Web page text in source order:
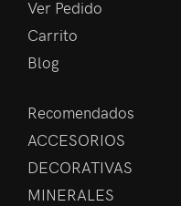
Ver Pedido
Carrito
Blog
Recomendados
ACCESORIOS
DECORATIVAS
MINERALES